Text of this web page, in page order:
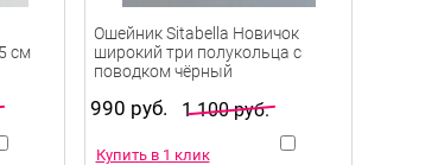
990 руб. 1 100 руб.
Купить в 1 клик